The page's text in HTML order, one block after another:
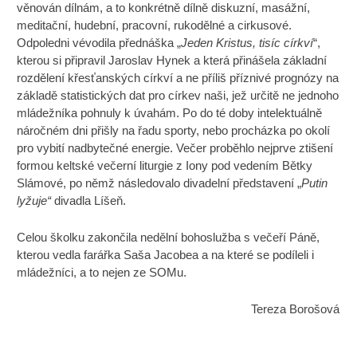
věnován dílnám, a to konkrétně dílně diskuzní, masážní,
meditační, hudební, pracovní, rukodělné a cirkusové.
Odpoledni vévodila přednáška „Jeden Kristus, tisíc církví“,
kterou si připravil Jaroslav Hynek a která přinášela základní
rozdělení křesťanských církví a ne příliš příznivé prognózy na
základě statistických dat pro církev naši, jež určitě ne jednoho
mládežníka pohnuly k úvahám. Po do té doby intelektuálně
náročném dni přišly na řadu sporty, nebo procházka po okolí
pro vybití nadbytečné energie. Večer proběhlo nejprve ztišení
formou keltské večerní liturgie z Iony pod vedením Bětky
Slámové, po němž následovalo divadelní představení „Putin
lyžuje“divadla Líšeň.
Celou školku zakončila nedělní bohoslužba s večeří Páně,
kterou vedla farářka Saša Jacobea a na které se podíleli i
mládežníci, a to nejen ze SOMu.
Tereza Borošová